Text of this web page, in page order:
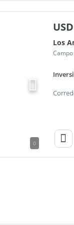
0
USD
Los